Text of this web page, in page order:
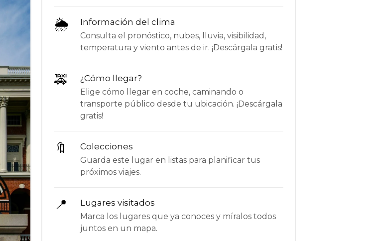
🌦 Información del clima
Consulta el pronóstico, nubes, lluvia, visibilidad,
temperatura y viento antes de ir. ¡Descárgala gratis!
🚕 ¿Cómo llegar?
Elige cómo llegar en coche, caminando o
transporte público desde tu ubicación. ¡Descárgala
gratis!
🔖 Colecciones
Guarda este lugar en listas para planificar tus
próximos viajes.
📍 Lugares visitados
Marca los lugares que ya conoces y míralos todos
juntos en un mapa.